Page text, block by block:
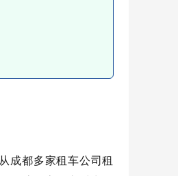
成都多家租车公司租